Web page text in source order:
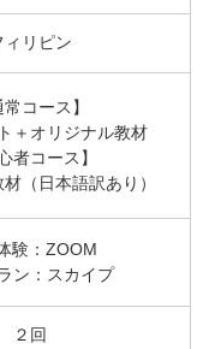
ィリピン
常コース】
＋オリジナル教材
者コース】
（日本語訳あり）
験：ZOOM
ン：スカイプ
２回